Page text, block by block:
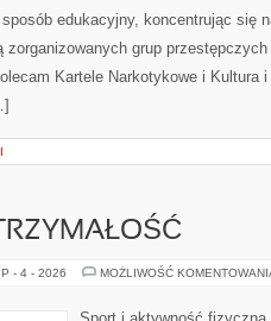
edukacyjny, koncentrując się
zorganizowanych grup
Kartele Narkotykowe i Kultura
- 4 - 2026 MOŻLIWOŚĆ